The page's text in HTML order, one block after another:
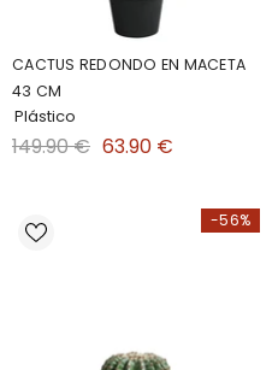
CACTUS REDONDO EN MACETA
43 CM
Plástico
149.90 € 63.90 €
-56%